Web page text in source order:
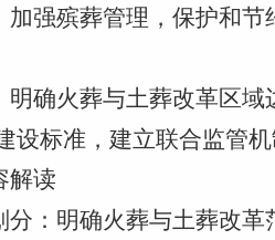
加强殡葬管理，保护和
明确火葬与土葬改革区
设标准，建立联合监管机
解读
分：明确火葬与土葬改革